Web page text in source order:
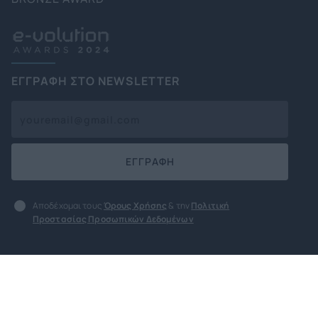
ΕΓΓΡΑΦΗ ΣΤΟ NEWSLETTER
ΕΓΓΡΑΦΗ
Αποδέχομαι τους Όρους Χρήσης & την Πολιτική
Προστασίας Προσωπικών Δεδομένων